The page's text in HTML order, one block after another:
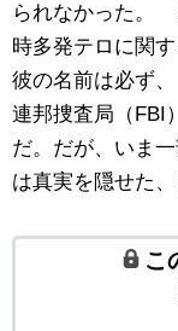
られなかった。
時多発テロに関
彼の名前は必ず
連邦捜査局（FBI
だ。だが、いま
は真実を隠せた
こ